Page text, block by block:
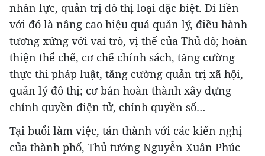
nhân lực, quản trị đô thị loại đặc biệt. Đi liền
với đó là nâng cao hiệu quả quản lý, điều hành
tương xứng với vai trò, vị thế của Thủ đô; hoàn
thiện thể chế, cơ chế chính sách, tăng cường
thực thi pháp luật, tăng cường quản trị xã hội,
quản lý đô thị; cơ bản hoàn thành xây dựng
chính quyền điện tử, chính quyền số…
Tại buổi làm việc, tán thành với các kiến nghị
của thành phố, Thủ tướng Nguyễn Xuân Phúc